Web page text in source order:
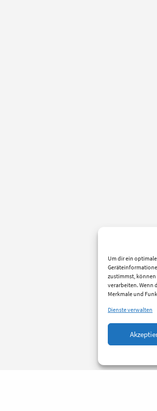
Um dir ein
zustimmst, können
verarbeiten. Wenn
Merkmale und
Dienste verwalten